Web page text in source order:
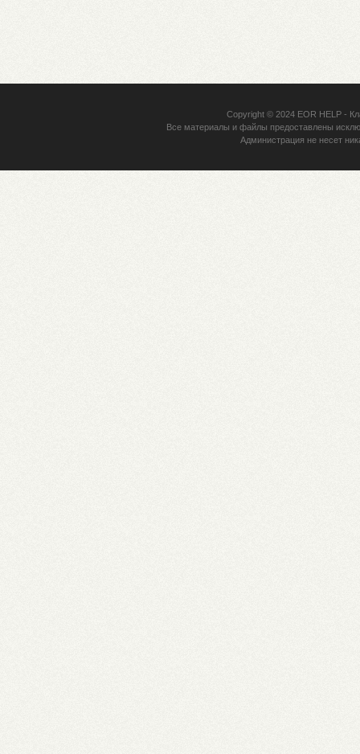
Copyright © 2024 EOR HELP-
Все материалы и файлы предоставлены
Администрация не несет